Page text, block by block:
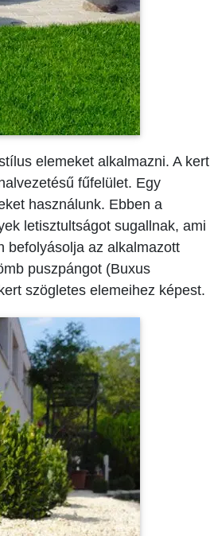
elemeket alkalmazni. A kert
fűfelület. Egy
használunk. Ebben a
letisztultságot sugallnak, ami
befolyásolja az alkalmazott
puszpángot (Buxus
szögletes elemeihez képest.